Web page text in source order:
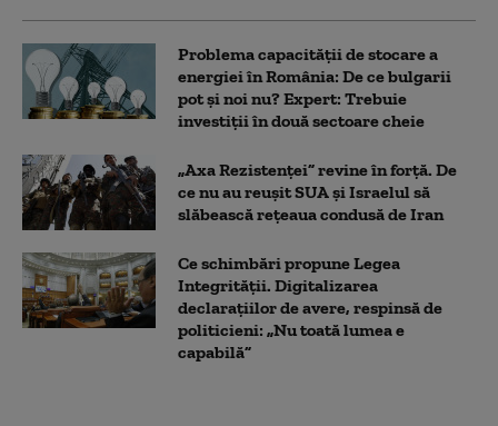
Problema capacității de stocare a
energiei în România: De ce bulgarii
pot și noi nu? Expert: Trebuie
investiții în două sectoare cheie
„Axa Rezistenței” revine în forță. De
ce nu au reușit SUA și Israelul să
slăbească rețeaua condusă de Iran
Ce schimbări propune Legea
Integrității. Digitalizarea
declarațiilor de avere, respinsă de
politicieni: „Nu toată lumea e
capabilă”